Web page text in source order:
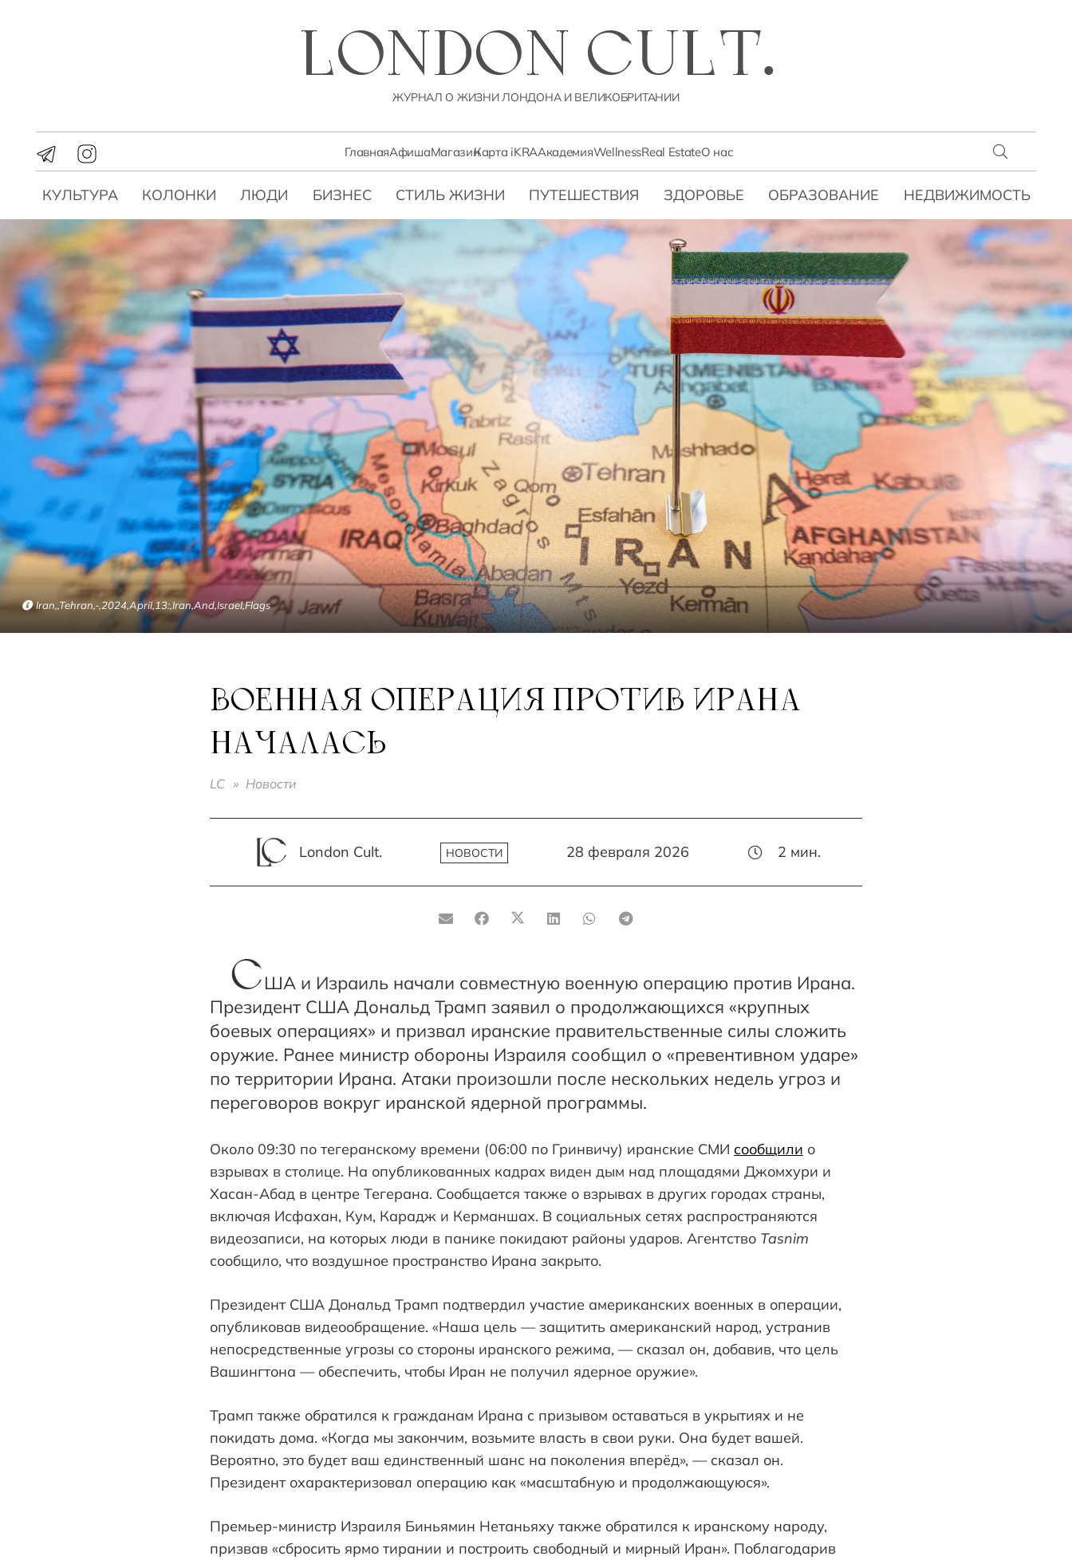
LONDON CULT.
ЖУРНАЛ О ЖИЗНИ ЛОНДОНА И ВЕЛИКОБРИТАНИИ
ГлавнаяАфишаМагазинКарта iKRAАкадемияWellnessReal EstateО нас
КУЛЬТУРА КОЛОНКИ ЛЮДИ БИЗНЕС СТИЛЬ ЖИЗНИ ПУТЕШЕСТВИЯ ЗДОРОВЬЕ ОБРАЗОВАНИЕ НЕДВИЖИМОСТЬ
Iran,,Tehran,-,2024,April,13:,Iran,And,Israel,Flags
ВОЕННАЯ ОПЕРАЦИЯ ПРОТИВ ИРАНА
НАЧАЛАСЬ
LC » Новости
London Cult. НОВОСТИ 28 февраля 2026 2 мин.
США и Израиль начали совместную военную операцию против Ирана.
Президент США Дональд Трамп заявил о продолжающихся «крупных
боевых операциях» и призвал иранские правительственные силы сложить
оружие. Ранее министр обороны Израиля сообщил о «превентивном ударе»
по территории Ирана. Атаки произошли после нескольких недель угроз и
переговоров вокруг иранской ядерной программы.
Около 09:30 по тегеранскому времени (06:00 по Гринвичу) иранские СМИ сообщили о
взрывах в столице. На опубликованных кадрах виден дым над площадями Джомхури и
Хасан-Абад в центре Тегерана. Сообщается также о взрывах в других городах страны,
включая Исфахан, Кум, Карадж и Керманшах. В социальных сетях распространяются
видеозаписи, на которых люди в панике покидают районы ударов. Агентство Tasnim
сообщило, что воздушное пространство Ирана закрыто.
Президент США Дональд Трамп подтвердил участие американских военных в операции,
опубликовав видеообращение. «Наша цель — защитить американский народ, устранив
непосредственные угрозы со стороны иранского режима, — сказал он, добавив, что цель
Вашингтона — обеспечить, чтобы Иран не получил ядерное оружие».
Трамп также обратился к гражданам Ирана с призывом оставаться в укрытиях и не
покидать дома. «Когда мы закончим, возьмите власть в свои руки. Она будет вашей.
Вероятно, это будет ваш единственный шанс на поколения вперёд», — сказал он.
Президент охарактеризовал операцию как «масштабную и продолжающуюся».
Премьер-министр Израиля Биньямин Нетаньяху также обратился к иранскому народу,
призвав «сбросить ярмо тирании и построить свободный и мирный Иран». Поблагодарив